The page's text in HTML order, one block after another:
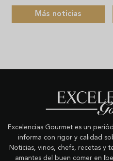
Más noticias
Excelencias Gourmet es un
informa con rigor y calidad
Noticias, vinos, chefs, recetas y
amantes del buen comer en